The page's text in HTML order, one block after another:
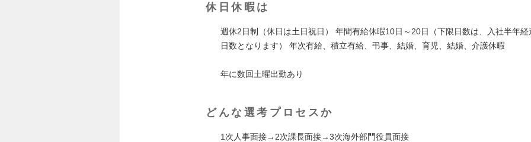
休日休暇は
週休2日制（休日は土日祝日） 年間有給休暇10日～20日（下限日数は、入社半年経
日数となります） 年次有給、積立有給、弔事、結婚、育児、結婚、介護休暇
年に数回土曜出勤あり
どんな選考プロセスか
1次人事面接→2次課長面接→3次海外部門役員面接